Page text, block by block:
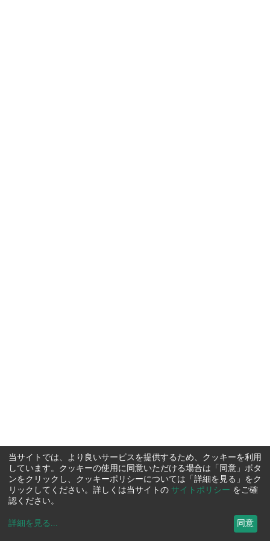
当サイトでは、より良いサービスを提供するため、クッキーを利用
しています。クッキーの使用に同意いただける場合は「同意」ボタ
ンをクリックし、クッキーポリシーについては「詳細を見る」をク
リックしてください。詳しくは当サイトの サイトポリシー をご確
認ください。
詳細を見る ... 同意